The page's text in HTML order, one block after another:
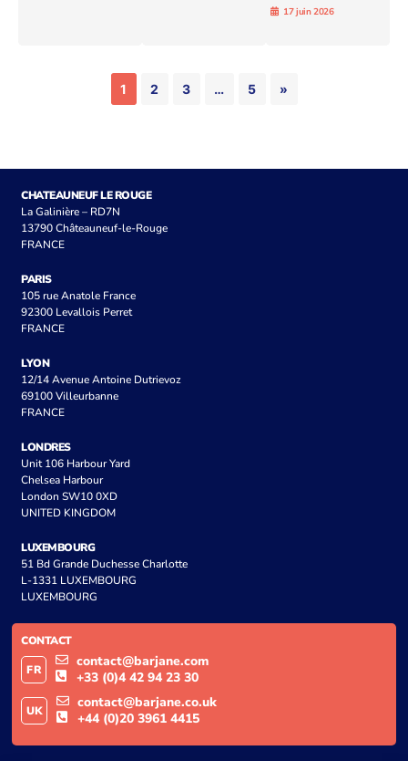
17 juin 2026
1 2 3 … 5 »
CHATEAUNEUF LE ROUGE
La Galinière – RD7N
13790 Châteauneuf-le-Rouge
FRANCE
PARIS
105 rue Anatole France
92300 Levallois Perret
FRANCE
LYON
12/14 Avenue Antoine Dutrievoz
69100 Villeurbanne
FRANCE
LONDRES
Unit 106 Harbour Yard
Chelsea Harbour
London SW10 0XD
UNITED KINGDOM
LUXEMBOURG
51 Bd Grande Duchesse Charlotte
L-1331 LUXEMBOURG
LUXEMBOURG
CONTACT
FR
contact@barjane.com
+33 (0)4 42 94 23 30
UK
contact@barjane.co.uk
+44 (0)20 3961 4415